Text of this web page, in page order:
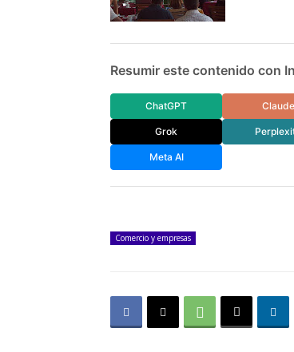
Resumir este contenido con
ChatGPT Claude
Grok
Meta AI
Comercio y empresas